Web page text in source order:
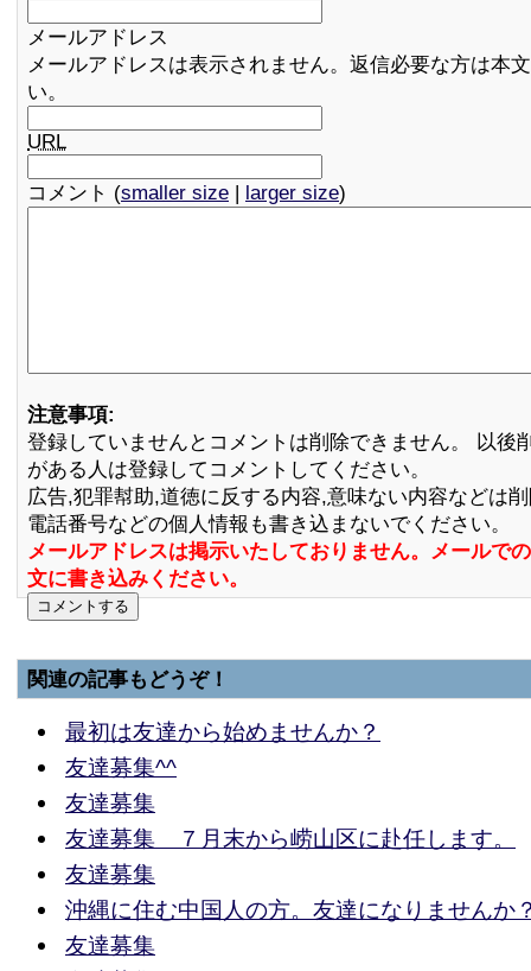
メールアドレス
メールアドレスは表示されません。返信必要な方は本
い。
URL
コメント (smaller size | larger size)
注意事項:
登録していませんとコメントは削除できません。 以後
がある人は登録してコメントしてください。
広告,犯罪幇助,道徳に反する内容,意味ない内容などは
電話番号などの個人情報も書き込まないでください。
メールアドレスは掲示いたしておりません。メールで
文に書き込みください。
関連の記事もどうぞ！
最初は友達から始めませんか？
友達募集^^
友達募集
友達募集 ７月末から崂山区に赴任します。
友達募集
沖縄に住む中国人の方。友達になりませんか
友達募集